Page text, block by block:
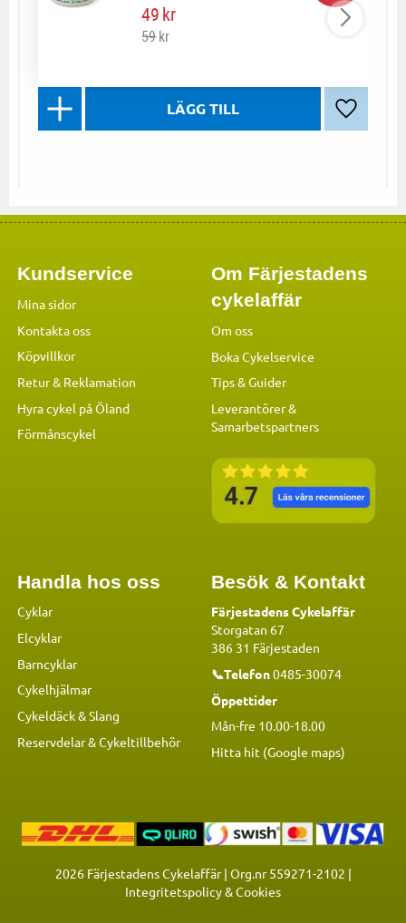
49kr
59kr
Lägg till
Kundservice
Mina sidor
Kontakta oss
Köpvillkor
Retur & Reklamation
Hyra cykel på Öland
Förmånscykel
Om Färjestadens
cykelaffär
Om oss
Boka Cykelservice
Tips & Guider
Leverantörer &
Samarbetspartners
Handla hos oss
Cyklar
Elcyklar
Barncyklar
Cykelhjälmar
Cykeldäck & Slang
Reservdelar&Cykeltillbehör
Besök & Kontakt
Färjestadens Cykelaffär
Storgatan 67
386 31 Färjestaden
📞Telefon0485-30074
Öppettider
Mån-fre 10.00-18.00
Hitta hit (Google maps)
2026Färjestadens Cykelaffär | Org.nr 559271-2102 |
Integritetspolicy & Cookies